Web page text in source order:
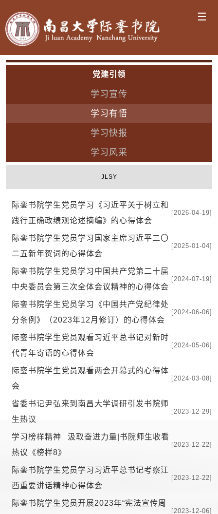
☰
党建引领
学习宣传
学习有悟
学习快报
学习风采
JLSY
际銮书院学生党员学习《习近平关于树立和
践行正确政绩观论述摘编》的心得体会
[2026-04-19]
际銮书院学生党员学习国家主席习近平二〇
二五新年贺词的心得体会
[2025-01-04]
际銮书院学生党员学习中国共产党第二十届
中央委员会第三次全体会议精神的心得体会
[2024-07-19]
际銮书院学生党员学习《中国共产党纪律处
分条例》（2023年12月修订）的心得体会
[2024-06-06]
际銮书院学生党员观看习近平总书记对新时
代青年寄语的心得体会
[2024-05-06]
际銮书院学生党员观看两会开幕式的心得体
会
[2024-03-08]
省委书记尹弘来到南昌大学调研引发书院师
生热议
[2023-12-29]
学习榜样精神 汲取奋进力量|书院师生收看
热议《榜样8》
[2023-12-22]
际銮书院学生党员学习习近平总书记考察江
西重要讲话精神心得体会
[2023-12-22]
际銮书院学生党员开展2023年“宪法宣传周
[2023-12-06]